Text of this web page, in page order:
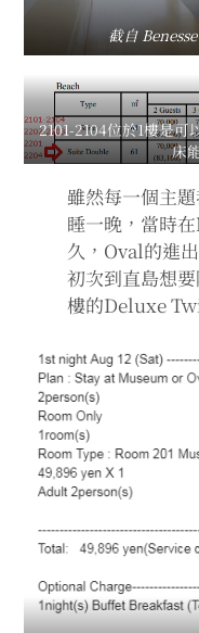
截自
2101-2104位於1樓是
床
發床
2201、2204是1張特大
(2201有
雖然每一個主
睡一晚，當時
久，Oval的進
初次到直島想
樓的Deluxe